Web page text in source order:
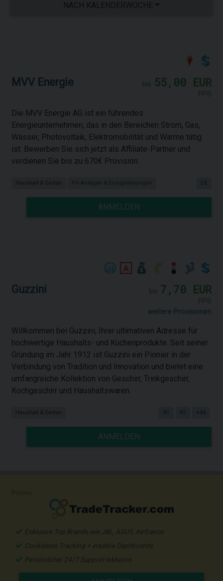
NACH KALENDERWOCHE
MVV Energie 55,00 EUR
Die MVV Energie AG ist ein führendes
Energieunternehmen, das in den Bereichen Strom, Gas,
Wasser, Photovoltaik, Elektromobilität und Wärme tätig
ist. Bewerben Sie sich jetzt als Affiliate-Partner und
verdienen Sie bis zu 670€ Provision.
Haushalt & Garten PV-Anlagen & Energielösungen DE
ANMELDEN
Guzzini 7,70 EUR
weitere Provisionen
Willkommen bei Guzzini, Ihrer ultimativen Adresse für
hochwertige Haushalts- und Küchenprodukte. Seit seiner
Gründung im Jahr 1912 ist Guzzini ein Pionier in der
Verbindung von Tradition und Innovation und bietet eine
umfangreiche Kollektion von Geschirr, Trinkgeschirr,
Kochgeschirr und Haushaltswaren.
Haushalt & Garten AT BE +44
ANMELDEN
Exklusive Top Brands wie JBL, ASUS, Airfrance
Cookieless Tracking + intuitive Dashboards
Persönlicher 24/7 Support inklusive